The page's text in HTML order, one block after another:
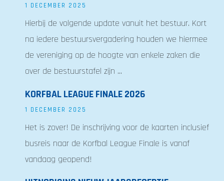
1 DECEMBER 2025
Hierbij de volgende update vanuit het bestuur. Kort
na iedere bestuursvergadering houden we hiermee
de vereniging op de hoogte van enkele zaken die
over de bestuurstafel zijn ...
KORFBAL LEAGUE FINALE 2026
1 DECEMBER 2025
Het is zover! De inschrijving voor de kaarten inclusief
busreis naar de Korfbal League Finale is vanaf
vandaag geopend!